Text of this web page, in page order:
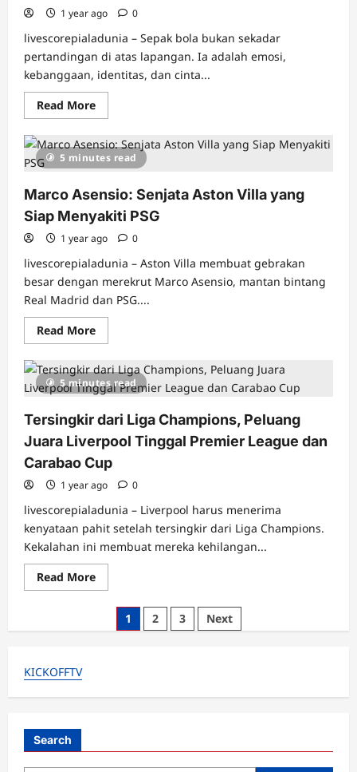
1 year ago 0
livescorepialadunia – Sepak bola bukan sekadar
pertandingan di atas lapangan. Ia adalah emosi,
kebanggaan, identitas, dan cinta...
Read MoreRead
more
Bangganya
Kevin
Diks
dengan
Masif
Suporter
Timnas
Indonesia:
Sampai
Dipamerkan
ke
Denmark
5 minutes read
Marco Asensio: Senjata Aston Villa yang
Siap Menyakiti PSG
1 year ago 0
livescorepialadunia – Aston Villa membuat gebrakan
besar dengan merekrut Marco Asensio, mantan bintang
Real Madrid dan PSG....
Read MoreRead
more
Marco
Asensio:
Senjata
Aston
yang
Siap
Menyakiti
PSG
5 minutes read
Tersingkir dari Liga Champions, Peluang
Juara Liverpool Tinggal Premier League dan
Carabao Cup
1 year ago 0
livescorepialadunia – Liverpool harus menerima
kenyataan pahit setelah tersingkir dari Liga Champions.
Kekalahan ini membuat mereka kehilangan...
Read MoreRead
more
Tersingkir
Liga
Premier
1 2 3 Next
KICKOFFTV
Search